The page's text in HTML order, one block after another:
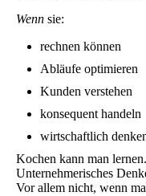
Wenn sie:
rechnen können
Abläufe optimieren
Kunden verstehen
konsequent handeln
wirtschaftlich
Kochen kann man lernen.
Unternehmerisches
Vor allem nicht, wenn